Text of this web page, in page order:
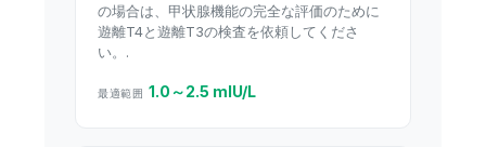
の場合は、甲状腺機能の完全な評価のために
遊離T4と遊離T3の検査を依頼してくださ
い。.
最適範囲 1.0～2.5 mIU/L